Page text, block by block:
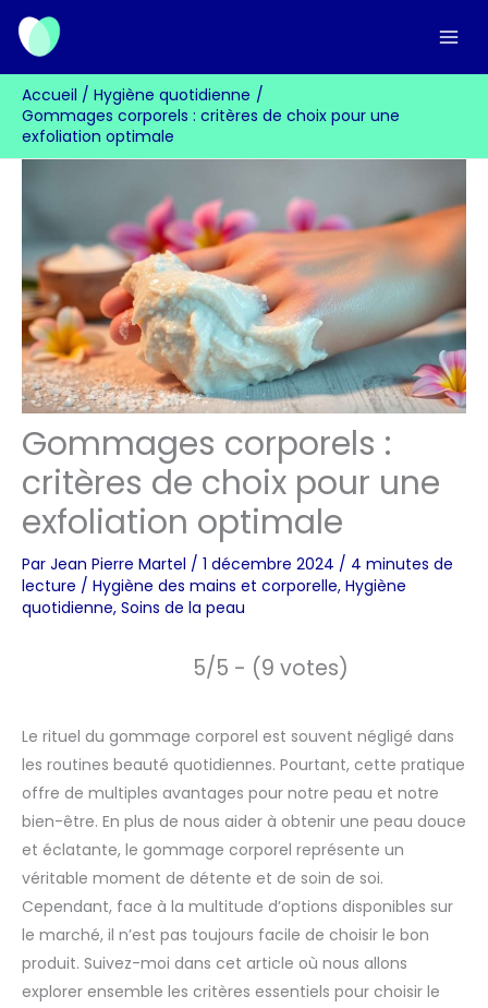
Aller
contenu
Accueil
Hygiène quotidienne
Gommages corporels : critères de choix pour une
exfoliation optimale
Gommages corporels :
critères de choix pour une
exfoliation optimale
Par Jean Pierre Martel / 1 décembre 2024 / 4 minutes de
lecture / Hygiène des mains et corporelle, Hygiène
quotidienne, Soins de la peau
5/5 - (9 votes)
Le rituel du gommage corporel est souvent négligé dans
les routines beauté quotidiennes. Pourtant, cette pratique
offre de multiples avantages pour notre peau et notre
bien-être. En plus de nous aider à obtenir une peau douce
et éclatante, le gommage corporel représente un
véritable moment de détente et de soin de soi.
Cependant, face à la multitude d’options disponibles sur
le marché, il n’est pas toujours facile de choisir le bon
produit. Suivez-moi dans cet article où nous allons
explorer ensemble les critères essentiels pour choisir le